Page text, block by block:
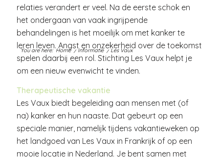
You are here: Home / Informatie / Les Vaux
relaties verandert er veel. Na de eerste schok en
het ondergaan van vaak ingrijpende
behandelingen is het moeilijk om met kanker te
leren leven. Angst en onzekerheid over de toekomst
spelen daarbij een rol. Stichting Les Vaux helpt je
om een nieuw evenwicht te vinden.
Therapeutische vakantie
Les Vaux biedt begeleiding aan mensen met (of
na) kanker en hun naaste. Dat gebeurt op een
speciale manier, namelijk tijdens vakantieweken op
het landgoed van Les Vaux in Frankrijk of op een
mooie locatie in Nederland. Je bent samen met